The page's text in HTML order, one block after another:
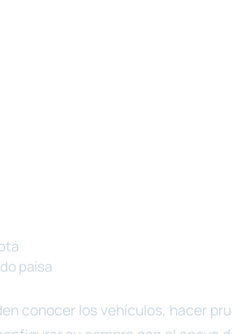
paisa
conocer los vehículos, hacer